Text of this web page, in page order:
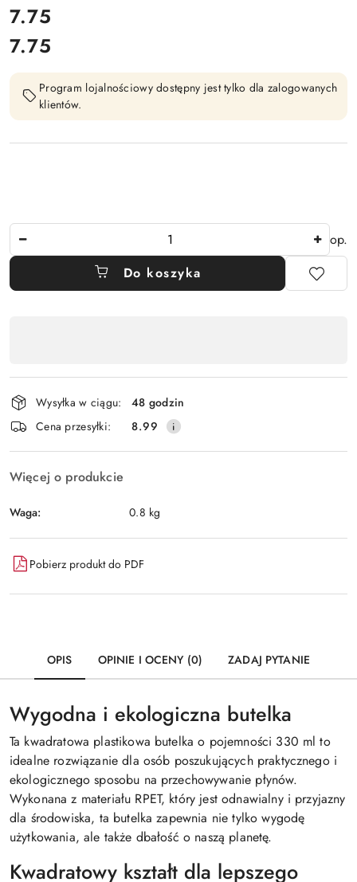
cena:
7.75
Cena:
7.75
Program lojalnościowy dostępny jest tylko dla zalogowanych
klientów.
op.
Do koszyka
płatność
i
dostawa
Wysyłka w ciągu:
48 godzin
Cena przesyłki:
8.99
Więcej o produkcie
Waga: 0.8 kg
Pobierz produkt do PDF
OPIS OPINIE I OCENY (0) ZADAJ PYTANIE
Wygodna i ekologiczna butelka
Ta kwadratowa plastikowa butelka o pojemności 330 ml to
idealne rozwiązanie dla osób poszukujących praktycznego i
ekologicznego sposobu na przechowywanie płynów.
Wykonana z materiału RPET, który jest odnawialny i przyjazny
dla środowiska, ta butelka zapewnia nie tylko wygodę
użytkowania, ale także dbałość o naszą planetę.
Kwadratowy kształt dla lepszego